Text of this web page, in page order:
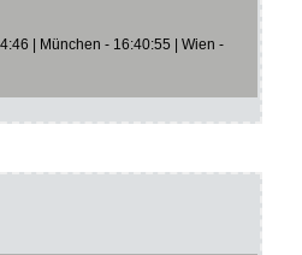
| München - 16:40:55 | Wien -